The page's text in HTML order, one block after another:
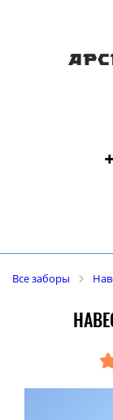
Все заборы